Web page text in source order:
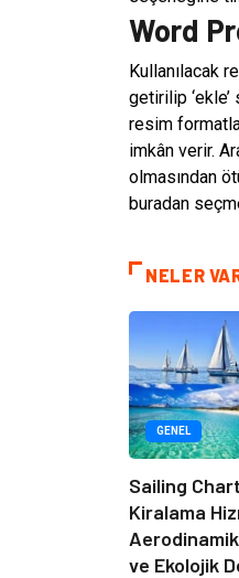
Word
Kullanılacak
getirilip
resim
imkân verir.
olmasından
buradan
NELER
GENEL
Sailing
Kiralama
ve Ekolojik